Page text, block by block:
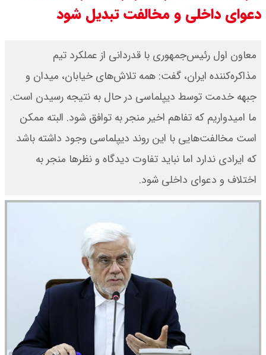
ور شد ؟ / تنگه چه زمانی باز می شود
بقایی : عراقچی و قالیباف به پاکستان
می روند
مرداد ۱۴۰۵ اعلام شد/ افزایش قیمت
سکه
شد / تمام دبیران شعام + اینفوگرافی
دعوای داخلی و مخالفت تبدیل شود
معاون اول رئیس‌جمهوری با قدردانی از عملکرد تیم
مذاکره‌کننده ایران، گفت: همه تلاش‌های خیابان، میدان و
جبهه خدمت توسط دیپلماسی در حال به نتیجه رسیدن است.
ما امیدواریم که تفاهم اخیر منجر به توافق شود. البته ممکن
است مخالفت‌هایی با این روند دیپلماسی وجود داشته باشد
که ایرادی ندارد اما نباید تفاوت دیدگاه و نظرها منجر به
اختلاف و دعوای داخلی شود.